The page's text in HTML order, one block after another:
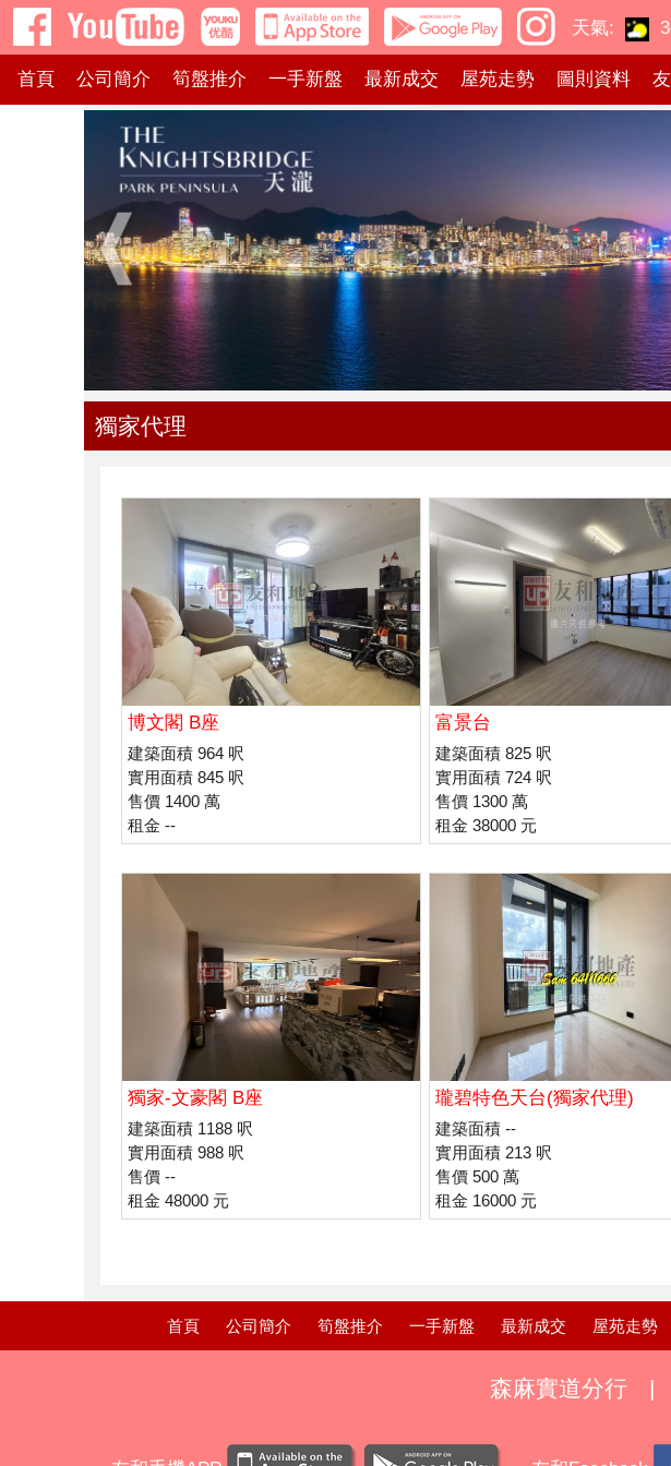
天氣:
首頁 公司簡介 筍盤推介 一手新盤 最新成交 屋苑走勢 圖則資料
獨家代理
博文閣 B座
建築面積 964 呎
實用面積 845 呎
售價 1400 萬
租金 --
富景台
建築面積 825 呎
實用面積 724 呎
售價 1300 萬
租金 38000 元
獨家-文豪閣 B座
建築面積 1188 呎
實用面積 988 呎
售價 --
租金 48000 元
瓏碧特色天台(獨家代理)
建築面積 --
實用面積 213 呎
售價 500 萬
租金 16000 元
首頁 公司簡介 筍盤推介 一手新盤 最新成交 屋苑走勢
森麻實道分行 |